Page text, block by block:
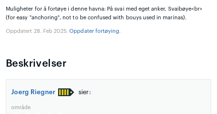
Muligheter for å fortøye i denne havna: På svai med eget anker, Svaibøye<br>
(for easy "anchoring", not to be confused with bouys used in marinas).
Oppdatert 28. Feb 2025.Oppdater fortøying.
Beskrivelser
Joerg Riegner sier:
område